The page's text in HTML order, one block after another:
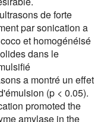
de forte
par sonication a
et homogénéisé
dans le
a montré un effet
(p < 0.05).
promoted the
amylase in the